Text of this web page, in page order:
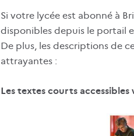
Si votre lycée est abonné à
disponibles depuis le portail
De plus, les descriptions de
attrayantes :
Les textes courts accessibles